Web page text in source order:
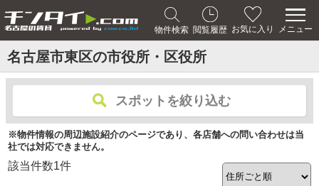
物件検索 閲覧履歴 お気に入り メニュー
名古屋市東区の市役所・区役所
スポットを絞り込む
※物件情報の周辺施設紹介のページであり、各店舗への問い合わせは当
社では対応できません。
該当件数1件